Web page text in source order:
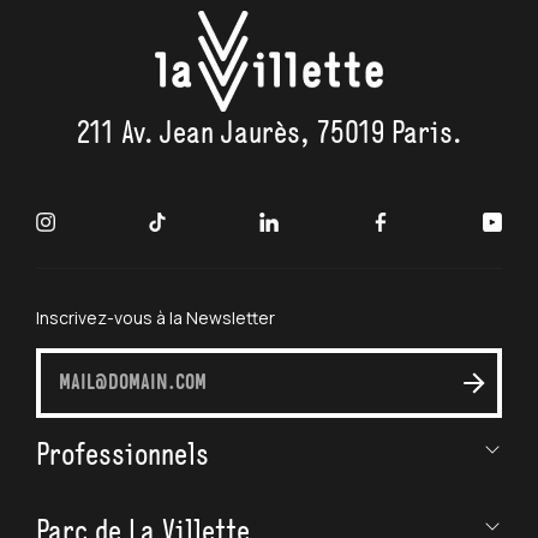
Bus 75, 151, PC 2 and 3 - Porte de Pantin
211 Av. Jean Jaurès, 75019 Paris.
Inscrivez-vous à la Newsletter
S'inscrire
à
Professionnels
Champ social & handicap